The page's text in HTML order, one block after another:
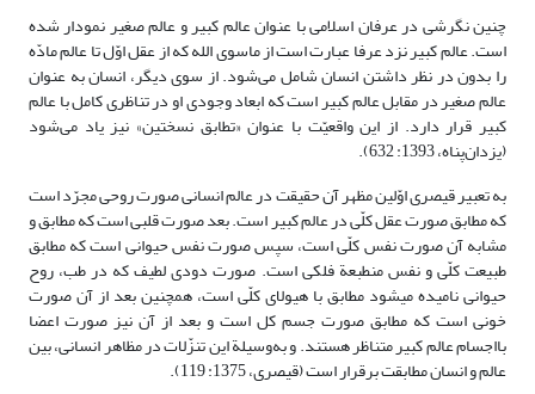
چنین نگرشی در عرفان اسلامی با عنوان عالم کبیر و عالم صغیر نمودار شده
است. عالم کبیر نزد عرفا عبارت است از ماسوی الله که از عقل اوّل تا عالم مادّه
را بدون در نظر داشتن انسان شامل می‌شود. از سوی دیگر، انسان به عنوان
عالم صغیر در مقابل عالم کبیر است که ابعاد وجودی او در تناظری کامل با عالم
کبیر قرار دارد. از این واقعیّت با عنوان «تطابق نسختین» نیز یاد می‌شود
(یزدان‌پناه، 1393: 632).
به تعبیر قیصری اوّلین مظهر آن حقیقت در عالم انسانی صورت روحی مجرّد است
که مطابق صورت عقل کلّی در عالم کبیر است. بعد صورت قلبی است که مطابق و
مشابه آن صورت نفس کلّی است، سپس صورت نفس حیوانی است که مطابق
طبیعت کلّی و نفس منطبعة فلکی است. صورت دودی لطیف که در طب، روح
حیوانی نامیده می­شود مطابق با هیولای کلّی است، همچنین بعد از آن صورت
خونی است که مطابق صورت جسم کل است و بعد از آن نیز صورت اعضا
بااجسام عالم کبیر متناظر هستند. و به‌وسیلة این تنزّلات در مظاهر انسانی، بین
عالم و انسان مطابقت برقرار است (قیصری، 1375: 119).